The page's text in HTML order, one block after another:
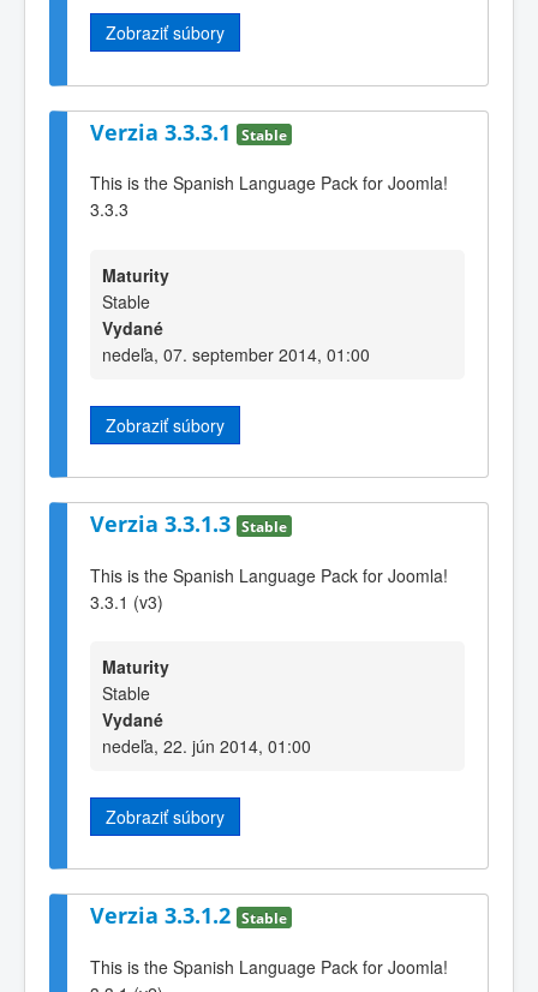
Zobraziť súbory
Verzia 3.3.3.1 Stable
This is the Spanish Language Pack for Joomla!
3.3.3
Maturity
Stable
Vydané
nedeľa, 07. september 2014, 01:00
Zobraziť súbory
Verzia 3.3.1.3 Stable
This is the Spanish Language Pack for Joomla!
3.3.1 (v3)
Maturity
Stable
Vydané
nedeľa, 22. jún 2014, 01:00
Zobraziť súbory
Verzia 3.3.1.2 Stable
This is the Spanish Language Pack for Joomla!